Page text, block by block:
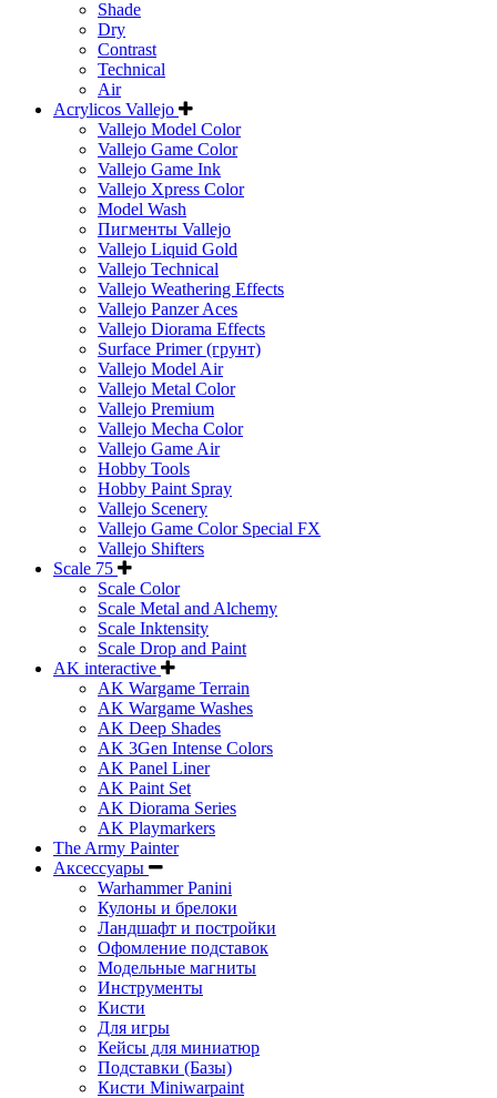
Shade
Dry
Contrast
Technical
Air
Acrylicos Vallejo
Vallejo Model Color
Vallejo Game Color
Vallejo Game Ink
Vallejo Xpress Color
Model Wash
Пигменты Vallejo
Vallejo Liquid Gold
Vallejo Technical
Vallejo Weathering Effects
Vallejo Panzer Aces
Vallejo Diorama Effects
Surface Primer (грунт)
Vallejo Model Air
Vallejo Metal Color
Vallejo Premium
Vallejo Mecha Color
Vallejo Game Air
Hobby Tools
Hobby Paint Spray
Vallejo Scenery
Vallejo Game Color Special FX
Vallejo Shifters
Scale 75
Scale Color
Scale Metal and Alchemy
Scale Inktensity
Scale Drop and Paint
AK interactive
AK Wargame Terrain
AK Wargame Washes
AK Deep Shades
AK 3Gen Intense Colors
AK Panel Liner
AK Paint Set
AK Diorama Series
AK Playmarkers
The Army Painter
Аксессуары
Warhammer Panini
Кулоны и брелоки
Ландшафт и постройки
Офомление подставок
Модельные магниты
Инструменты
Кисти
Для игры
Кейсы для миниатюр
Подставки (Базы)
Кисти Miniwarpaint